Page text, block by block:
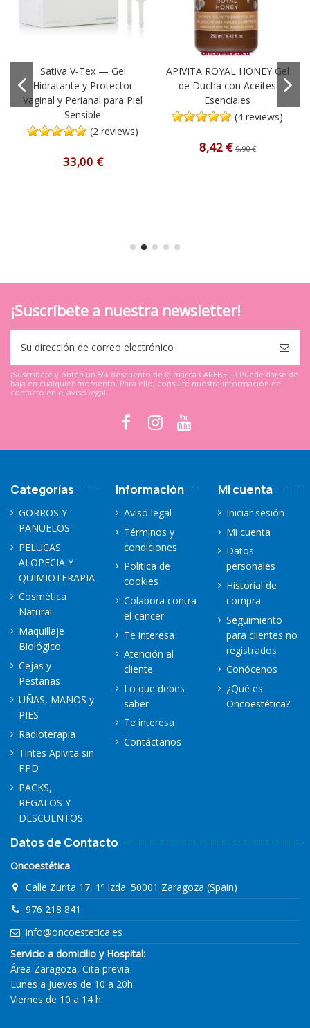
Sativa V‑Tex — Gel
Hidratante y Protector
Vaginal y Perianal para Piel
Sensible
(2 reviews)
33,00 €
APIVITA ROYAL HONEY Gel
de Ducha con Aceites
Esenciales
(4 reviews)
8,42 €9,90 €
¡Suscríbete a nuestra newsletter!
¡Suscríbete y obtén un 5% descuento de la marca CAREBELL! Puede darse de
baja en cualquier momento. Para ello, consulte nuestra información de
contacto en el aviso legal.
Categorías
GORROS Y
PAÑUELOS
PELUCAS
ALOPECIA Y
QUIMIOTERAPIA
Cosmética
Natural
Maquillaje
Biológico
Cejas y
Pestañas
UÑAS, MANOS y
PIES
Radioterapia
Tintes Apivita sin
PPD
PACKS,
REGALOS Y
DESCUENTOS
Información
Aviso legal
Términos y
condiciones
Política de
cookies
Colabora contra
el cancer
Te interesa
Atención al
cliente
Lo que debes
saber
Te interesa
Contáctanos
Mi cuenta
Iniciar sesión
Mi cuenta
Datos
personales
Historial de
compra
Seguimiento
para clientes no
registrados
Conócenos
¿Qué es
Oncoestética?
Datos de Contacto
Oncoestética
Calle Zurita 17, 1º Izda. 50001 Zaragoza (Spain)
976 218 841
info@oncoestetica.es
Servicio a domicilio y Hospital:
Área Zaragoza, Cita previa
Lunes a Jueves de 10 a 20h.
Viernes de 10 a 14 h.